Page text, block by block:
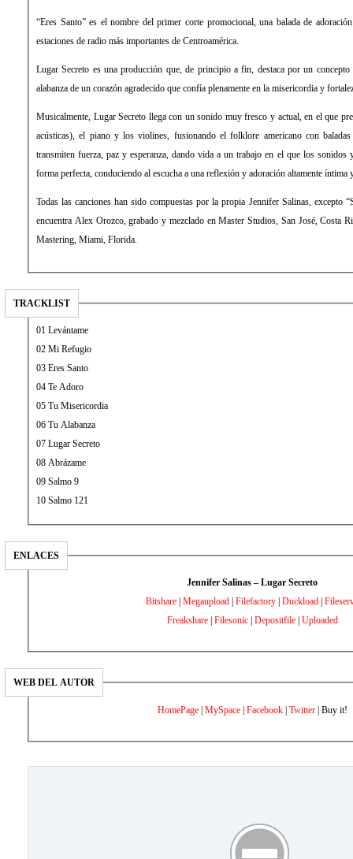
“Eres Santo” es el nombre del primer corte promocional, una balada de
estaciones de radio más importantes de Centroamérica.
Lugar Secreto es una producción que, de principio a fin, destaca por un
alabanza de un corazón agradecido que confía plenamente en la misericordia y
Musicalmente, Lugar Secreto llega con un sonido muy fresco y actual, en el que
acústicas), el piano y los violines, fusionando el folklore americano con
transmiten fuerza, paz y esperanza, dando vida a un trabajo en el que los sonidos
forma perfecta, conduciendo al escucha a una reflexión y adoración altamente íntima
Todas las canciones han sido compuestas por la propia Jennifer Salinas, excepto
encuentra Alex Orozco, grabado y mezclado en Master Studios, San José, Costa
Mastering, Miami, Florida.
TRACKLIST
01 Levántame
02 Mi Refugio
03 Eres Santo
04 Te Adoro
05 Tu Misericordia
06 Tu Alabanza
07 Lugar Secreto
08 Abrázame
09 Salmo 9
10 Salmo 121
ENLACES
Jennifer Salinas – Lugar Secreto
Bitshare Megaupload Filefactory Duckload
Freakshare| Filesonic| Depositfile| Uploaded
WEB DEL AUTOR
HomePage| MySpace| Facebook| Twitter| Buy it!